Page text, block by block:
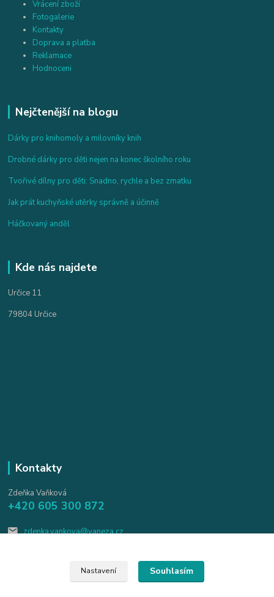
Vrácení zboží
Fotogalerie
Kontakty
Doprava a platba
Reklamace
Hodnoceni
Nejčtenější na blogu
Dárky pro knihomoly a milovníky knih
Drobné dárky pro děti nejen na konec školního roku
Tvořivé dílny pro děti: Snadno, rychle a bez zmatku
Jak prát kuchyňské utěrky správně a účinně
Háčkovaný anděl
Kde nás najdete
Určice 11
79804 Určice
Kontakty
Zdeňka Vaňková
+420 605 300 872
zdenka.vankova@vaneza.cz
Nastavení Souhlasím